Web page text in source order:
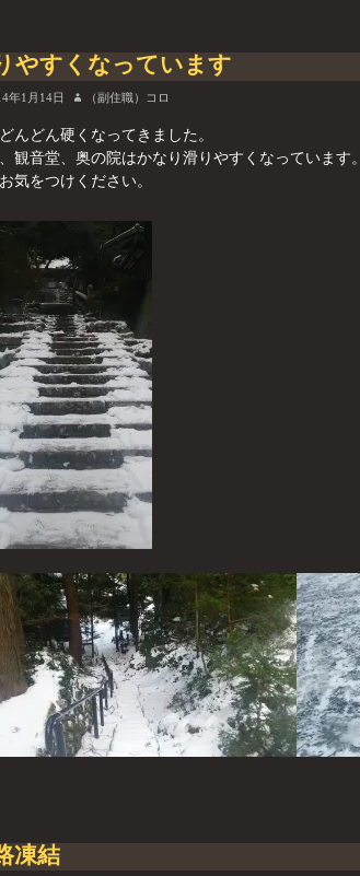
やすくなっています
年1月14日 （副住職）コロ
んどん硬くなってきました。
観音堂、奥の院はかなり滑りやすくなっています。
気をつけください。
凍結